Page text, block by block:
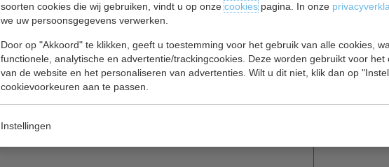
soorten cookies die wij gebruiken, vindt u op onzecookiespagina. In onze
we uw persoonsgegevens verwerken.
Door op "Akkoord" te klikken, geeft u toestemming voor het gebruik van alle cookies,
functionele, analytische en advertentie/trackingcookies. Deze worden gebruikt voor het
van de website en het personaliseren van advertenties. Wilt u dit niet, klik dan op
cookievoorkeuren aan te passen.
Instellingen